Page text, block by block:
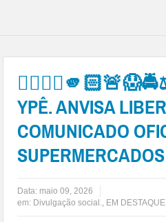
YPÊ. ANVISA
COMUNICADO
SUPERMERCADOS
Data: maio 09, 2026
em: Divulgação social., EM DESTAQUE